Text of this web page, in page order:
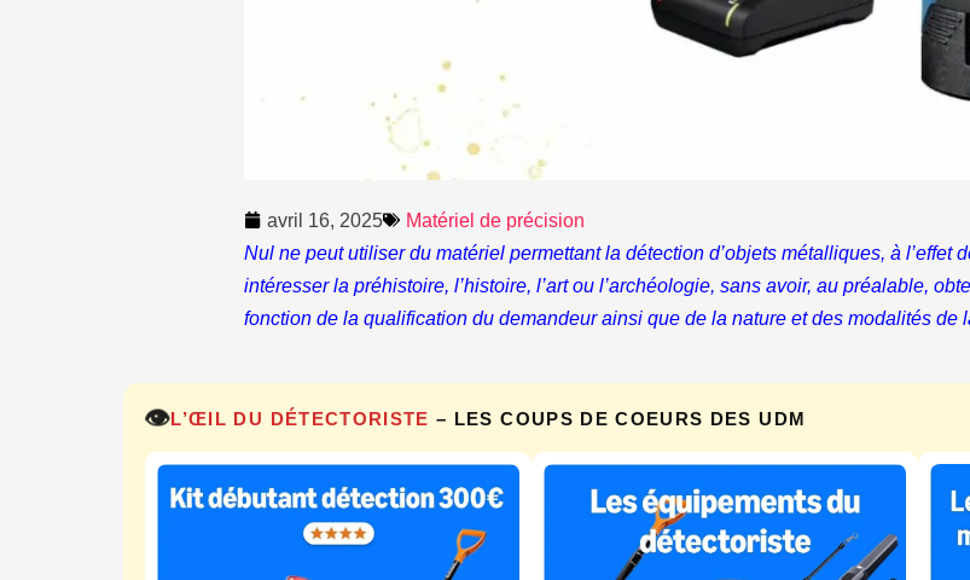
avril 16, 2025
Matériel de précision
Nul ne peut utiliser du matériel permettant la détection d’objets métalliques, à l’effet
intéresser la préhistoire, l’histoire, l’art ou l’archéologie, sans avoir, au préalable,
fonction de la qualification du demandeur ainsi que de la nature et des modalités de
👁️L’ŒIL DU DÉTECTORISTE – LES COUPS DE COEURS DES UDM